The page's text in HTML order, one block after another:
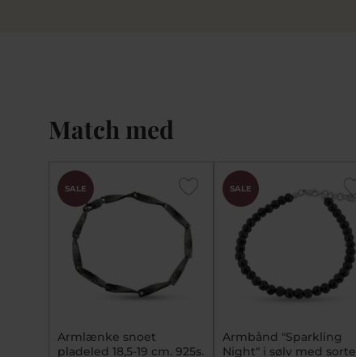
Match med
SALE
Armlænke snoet
pladeled 18,5-19 cm. 925s.
SALE
Armbånd "Sparkling
Night" i sølv med sorte